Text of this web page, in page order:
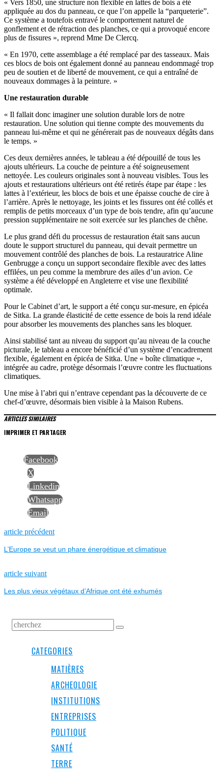
« Vers 1850, une structure non flexible en lattes de bois a été
appliquée au dos du panneau, ce que l’on appelle la “parqueterie”.
Ce système a toutefois entravé le comportement naturel de
gonflement et de rétraction des planches, ce qui a provoqué encore
plus de fissures », reprend Mme De Clercq.
« En 1970, cette assemblage a été remplacé par des tasseaux. Mais
ces blocs de bois ont également donné au panneau endommagé trop
peu de soutien et de liberté de mouvement, ce qui a entraîné de
nouveaux dommages à la peinture. »
Une restauration durable
« Il fallait donc imaginer une solution durable lors de notre
restauration. Une solution qui tienne compte des mouvements du
panneau lui-même et qui ne générerait pas de nouveaux dégâts dans
le temps. »
Ces deux dernières années, le tableau a été dépouillé de tous les
ajouts ultérieurs. La couche de peinture a été soigneusement
nettoyée. Les couleurs originales sont à nouveau visibles. Tous les
ajouts et restaurations ultérieurs ont été retirés étape par étape : les
lattes à l’extérieur, les blocs de bois et une épaisse couche de cire à
l’arrière. Après le nettoyage, les joints et les fissures ont été collés et
remplis de petits morceaux d’un type de bois tendre, afin qu’aucune
pression supplémentaire ne soit exercée sur les planches de chêne.
Le plus grand défi du processus de restauration était sans aucun
doute le support structurel du panneau, qui devait permettre un
mouvement contrôlé des planches de bois. La restauratrice Aline
Genbrugge a conçu un support secondaire flexible avec des lattes
effilées, un peu comme la membrure des ailes d’un avion. Ce
système a été développé en Angleterre et vise une flexibilité
optimale.
Pour le Cabinet d’art, le support a été conçu sur-mesure, en épicéa
de Sitka. La grande élasticité de cette essence de bois la rend idéale
pour absorber les mouvements des planches sans les bloquer.
Ainsi stabilisé tant au niveau du support qu’au niveau de la couche
picturale, le tableau a encore bénéficié d’un système d’encadrement
flexible, également en épicéa de Sitka. Une « boîte climatique »,
intégrée au cadre, protège désormais l’œuvre contre les fluctuations
climatiques.
Une mise à l’abri qui n’entrave cependant pas la découverte de ce
chef-d’œuvre, désormais bien visible à la Maison Rubens.
ARTICLES SIMILAIRES
IMPRIMER ET PARTAGER
Facebook
X
Linkedin
Whatsapp
Email
NAVIGATION
DE
L’ARTICLE
article précédentPrevious
L’Europe se veut un phare énergétique et climatique
article suivantNext
Les plus vieux végétaux d’Afrique ont été exhumés
CATEGORIES
MATIÈRES
ARCHEOLOGIE
INSTITUTIONS
ENTREPRISES
POLITIQUE
SANTÉ
TERRE